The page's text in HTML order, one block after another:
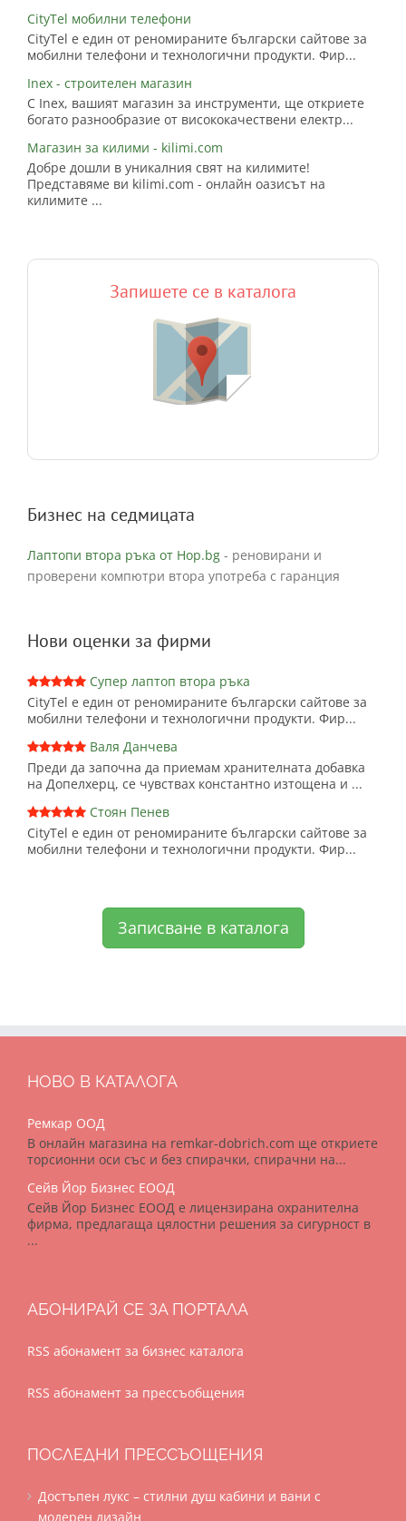
CityTel мобилни телефони
CityTel е един от реномираните български сайтове за
мобилни телефони и технологични продукти. Фир...
Inex - строителен магазин
С Inex, вашият магазин за инструменти, ще откриете
богато разнообразие от висококачествени електр...
Магазин за килими - kilimi.com
Добре дошли в уникалния свят на килимите!
Представяме ви kilimi.com - онлайн оазисът на
килимите ...
Запишете се в каталога
Бизнес на седмицата
Лаптопи втора ръка от Hop.bg - реновирани и
проверени компютри втора употреба с гаранция
Нови оценки за фирми
Супер лаптоп втора ръка
CityTel е един от реномираните български сайтове за
мобилни телефони и технологични продукти. Фир...
Валя Данчева
Преди да започна да приемам хранителната добавка
на Допелхерц, се чувствах константно изтощена и ...
Стоян Пенев
CityTel е един от реномираните български сайтове за
мобилни телефони и технологични продукти. Фир...
Записване в каталога
НОВО В КАТАЛОГА
Ремкар ООД
В онлайн магазина на remkar-dobrich.com ще откриете
торсионни оси със и без спирачки, спирачни на...
Сейв Йор Бизнес ЕООД
Сейв Йор Бизнес ЕООД е лицензирана охранителна
фирма, предлагаща цялостни решения за сигурност в
...
АБОНИРАЙ СЕ ЗА ПОРТАЛА
RSS абонамент за бизнес каталога
RSS абонамент за прессъобщения
ПОСЛЕДНИ ПРЕССЪОЩЕНИЯ
Достъпен лукс – стилни душ кабини и вани с
модерен дизайн